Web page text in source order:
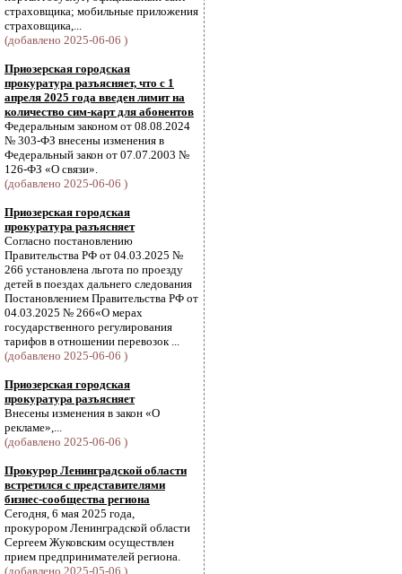
страховщика; мобильные приложения
страховщика,...
(добавлено 2025-06-06 )
Приозерская городская
прокуратура разъясняет, что с 1
апреля 2025 года введен лимит на
количество сим-карт для абонентов
Федеральным законом от 08.08.2024
№ 303-ФЗ внесены изменения в
Федеральный закон от 07.07.2003 №
126-ФЗ «О связи».
(добавлено 2025-06-06 )
Приозерская городская
прокуратура разъясняет
Согласно постановлению
Правительства РФ от 04.03.2025 №
266 установлена льгота по проезду
детей в поездах дальнего следования
Постановлением Правительства РФ от
04.03.2025 № 266«О мерах
государственного регулирования
тарифов в отношении перевозок ...
(добавлено 2025-06-06 )
Приозерская городская
прокуратура разъясняет
Внесены изменения в закон «О
рекламе»,...
(добавлено 2025-06-06 )
Прокурор Ленинградской области
встретился с представителями
бизнес-сообщества региона
Сегодня, 6 мая 2025 года,
прокурором Ленинградской области
Сергеем Жуковским осуществлен
прием предпринимателей региона.
(добавлено 2025-05-06 )